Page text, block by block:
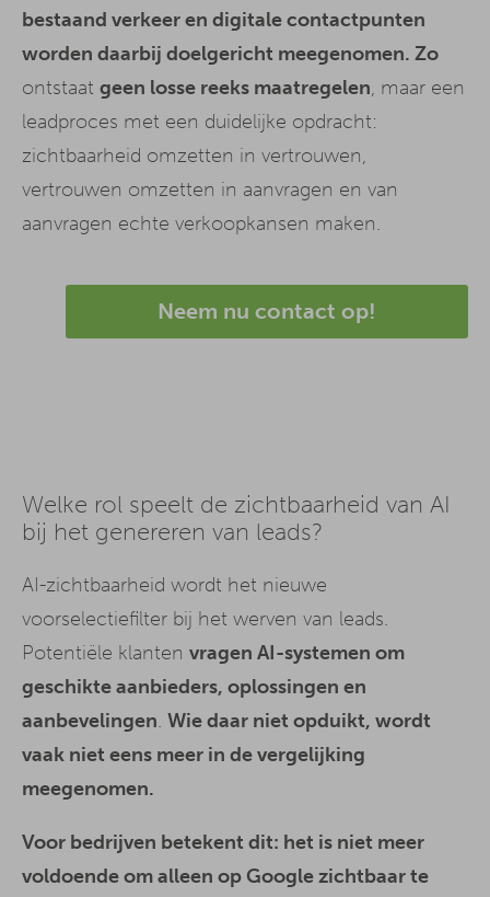
bestaand verkeer en digitale contactpunten
worden daarbij doelgericht meegenomen. Zo
ontstaat geen losse reeks maatregelen, maar een
leadproces met een duidelijke opdracht:
zichtbaarheid omzetten in vertrouwen,
vertrouwen omzetten in aanvragen en van
aanvragen echte verkoopkansen maken.
Neem nu contact op!
Welke rol speelt de zichtbaarheid van AI
bij het genereren van leads?
AI-zichtbaarheid wordt het nieuwe
voorselectiefilter bij het werven van leads.
Potentiële klanten vragen AI-systemen om
geschikte aanbieders, oplossingen en
aanbevelingen. Wie daar niet opduikt, wordt
vaak niet eens meer in de vergelijking
meegenomen.
Voor bedrijven betekent dit: het is niet meer
voldoende om alleen op Google zichtbaar te